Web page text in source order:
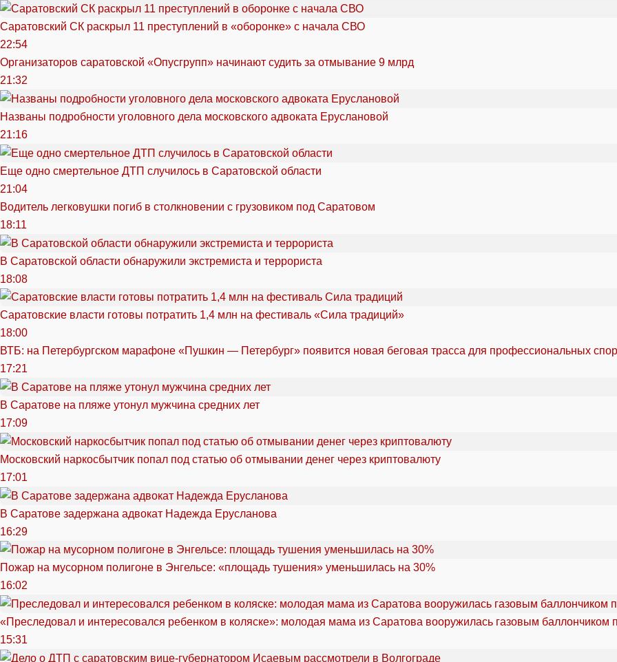
Саратовский СК раскрыл 11 преступлений в «оборонке» с начала СВО
22:54
Организаторов саратовской «Опусгрупп» начинают судить за отмывание 9 млрд
21:32
Названы подробности уголовного дела московского адвоката Еруслановой
21:16
Еще одно смертельное ДТП случилось в Саратовской области
21:04
Водитель легковушки погиб в столкновении с грузовиком под Саратовом
18:11
В Саратовской области обнаружили экстремиста и террориста
18:08
Саратовские власти готовы потратить 1,4 млн на фестиваль «Сила традиций»
18:00
ВТБ: на Петербургском марафоне «Пушкин — Петербург» появится новая беговая трасса для профессиональных
17:21
В Саратове на пляже утонул мужчина средних лет
17:09
Московский наркосбытчик попал под статью об отмывании денег через криптовалюту
17:01
В Саратове задержана адвокат Надежда Ерусланова
16:29
Пожар на мусорном полигоне в Энгельсе: «площадь тушения» уменьшилась на 30%
16:02
«Преследовал и интересовался ребенком в коляске»: молодая мама из Саратова вооружилась газовым баллончиком
15:31